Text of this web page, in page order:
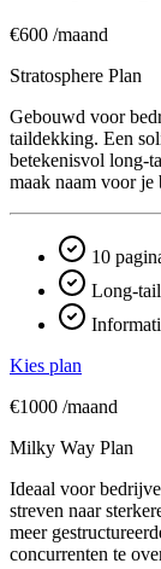
€600 /maand
Stratosphere Plan
Gebouwd voor
taildekking. Een
betekenisvol long-
maak naam voor
10
Long-
Kies plan
€1000 /maand
Milky Way Plan
Ideaal voor
streven naar
meer
concurrenten te